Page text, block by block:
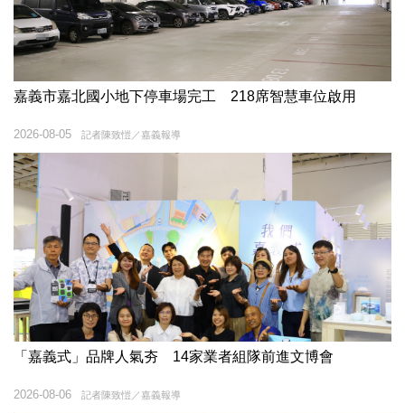
嘉義市嘉北國小地下停車場完工 218席智慧車位啟用
記者陳致愷／嘉義報導
2026-08-05
「嘉義式」品牌人氣夯 14家業者組隊前進文博會
記者陳致愷／嘉義報導
2026-08-06